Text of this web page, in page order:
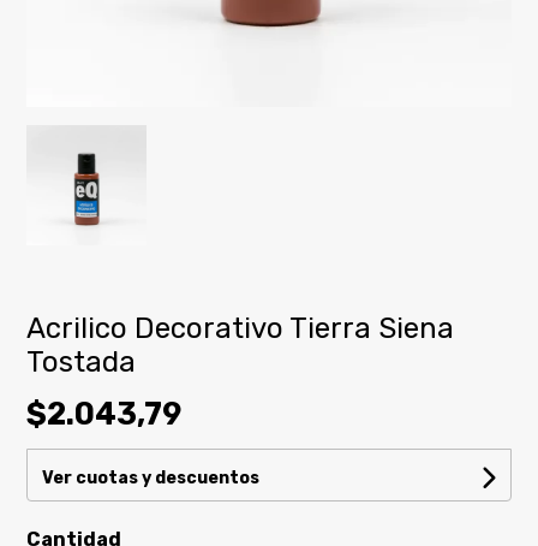
Acrilico Decorativo Tierra Siena
Tostada
$2.043,79
Ver cuotas y descuentos
Cantidad